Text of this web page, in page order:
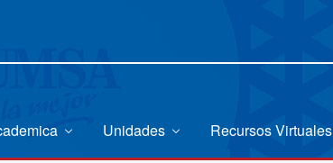
Unidades Recursos Virtuales